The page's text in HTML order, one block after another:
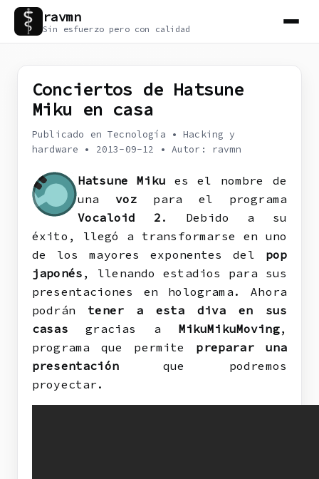
ravmn
Sin esfuerzo pero con calidad
Conciertos de Hatsune
Miku en casa
Publicado en Tecnología •Hacking y
hardware • 2013-09-12 • Autor: ravmn
Hatsune Miku es el nombre de
unavoz para el programa
Vocaloid 2 . Debido a su
éxito, llegó a transformarse en uno
de los mayores exponentes del pop
japonés , llenando estadios para sus
presentaciones en holograma. Ahora
podrán tener a esta diva en sus
casas gracias a MikuMikuMoving,
programa que permite preparar una
presentaciónque podremos
proyectar.